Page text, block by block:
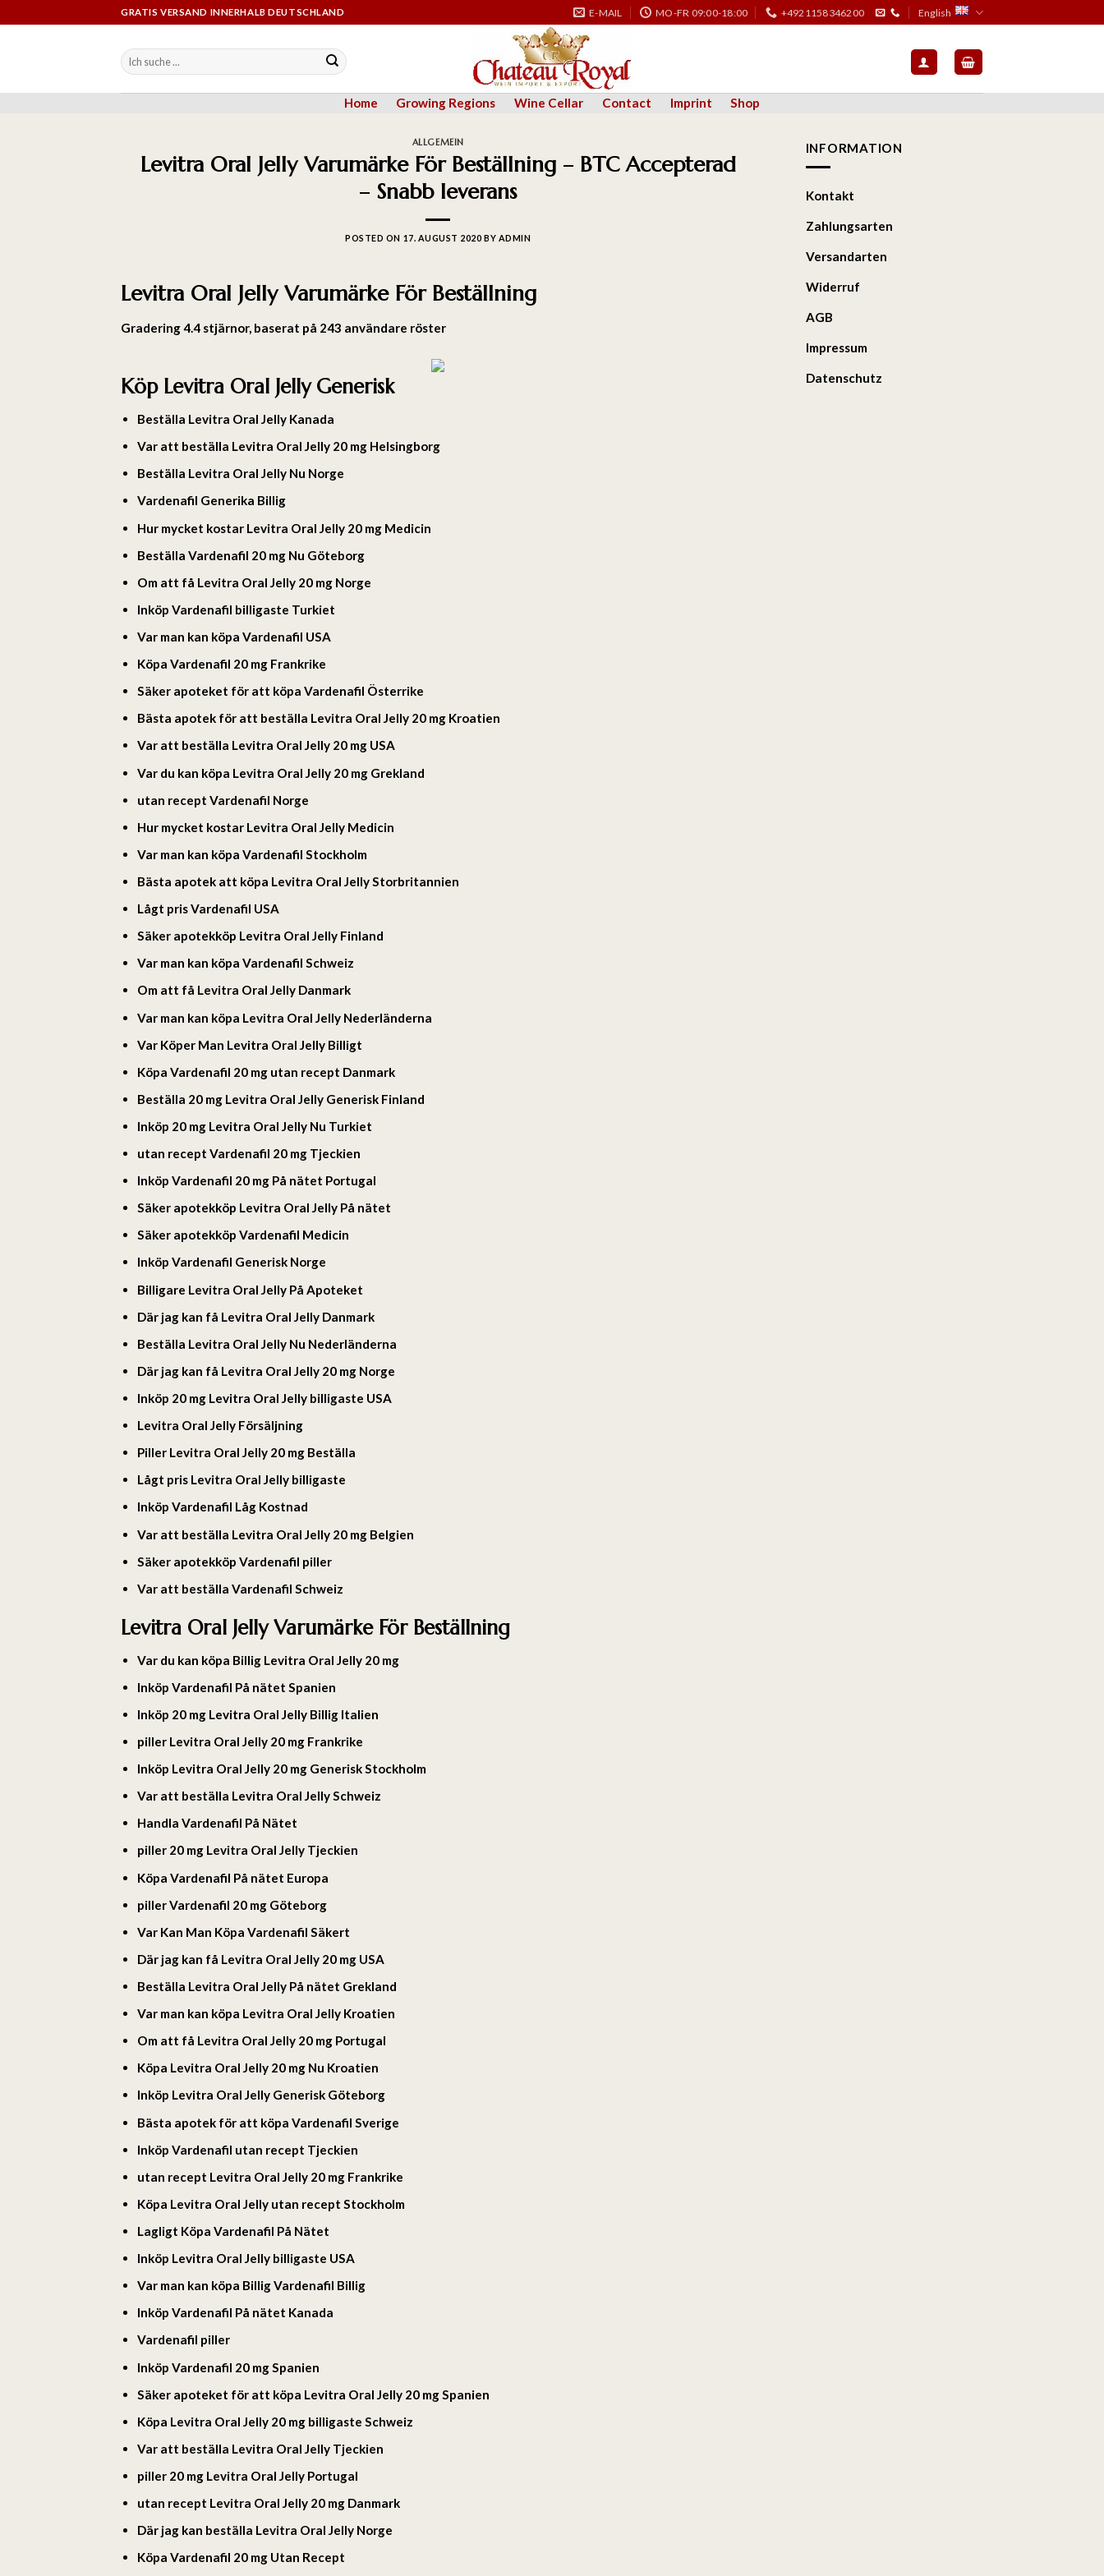
GRATIS VERSAND INNERHALB DEUTSCHLAND E-MAIL MO-FR 09:00-18:00 +4921158346200 English
Home Growing Regions Wine Cellar Contact Imprint Shop
ALLGEMEIN
Levitra Oral Jelly Varumärke För Beställning – BTC Accepterad
– Snabb leverans
POSTED ON 17. AUGUST 2020 BY ADMIN
Levitra Oral Jelly Varumärke För Beställning
Gradering4.4 stjärnor, baserat på 243 användare röster
Köp Levitra Oral Jelly Generisk
Beställa Levitra Oral Jelly Kanada
Var att beställa Levitra Oral Jelly 20 mg Helsingborg
Beställa Levitra Oral Jelly Nu Norge
Vardenafil Generika Billig
Hur mycket kostar Levitra Oral Jelly 20 mg Medicin
Beställa Vardenafil 20 mg Nu Göteborg
Om att få Levitra Oral Jelly 20 mg Norge
Inköp Vardenafil billigaste Turkiet
Var man kan köpa Vardenafil USA
Köpa Vardenafil 20 mg Frankrike
Säker apoteket för att köpa Vardenafil Österrike
Bästa apotek för att beställa Levitra Oral Jelly 20 mg Kroatien
Var att beställa Levitra Oral Jelly 20 mg USA
Var du kan köpa Levitra Oral Jelly 20 mg Grekland
utan recept Vardenafil Norge
Hur mycket kostar Levitra Oral Jelly Medicin
Var man kan köpa Vardenafil Stockholm
Bästa apotek att köpa Levitra Oral Jelly Storbritannien
Lågt pris Vardenafil USA
Säker apotekköp Levitra Oral Jelly Finland
Var man kan köpa Vardenafil Schweiz
Om att få Levitra Oral Jelly Danmark
Var man kan köpa Levitra Oral Jelly Nederländerna
Var Köper Man Levitra Oral Jelly Billigt
Köpa Vardenafil 20 mg utan recept Danmark
Beställa 20 mg Levitra Oral Jelly Generisk Finland
Inköp 20 mg Levitra Oral Jelly Nu Turkiet
utan recept Vardenafil 20 mg Tjeckien
Inköp Vardenafil 20 mg På nätet Portugal
Säker apotekköp Levitra Oral Jelly På nätet
Säker apotekköp Vardenafil Medicin
Inköp Vardenafil Generisk Norge
Billigare Levitra Oral Jelly På Apoteket
Där jag kan få Levitra Oral Jelly Danmark
Beställa Levitra Oral Jelly Nu Nederländerna
Där jag kan få Levitra Oral Jelly 20 mg Norge
Inköp 20 mg Levitra Oral Jelly billigaste USA
Levitra Oral Jelly Försäljning
Piller Levitra Oral Jelly 20 mg Beställa
Lågt pris Levitra Oral Jelly billigaste
Inköp Vardenafil Låg Kostnad
Var att beställa Levitra Oral Jelly 20 mg Belgien
Säker apotekköp Vardenafil piller
Var att beställa Vardenafil Schweiz
Levitra Oral Jelly Varumärke För Beställning
Var du kan köpa Billig Levitra Oral Jelly 20 mg
Inköp Vardenafil På nätet Spanien
Inköp 20 mg Levitra Oral Jelly Billig Italien
piller Levitra Oral Jelly 20 mg Frankrike
Inköp Levitra Oral Jelly 20 mg Generisk Stockholm
Var att beställa Levitra Oral Jelly Schweiz
Handla Vardenafil På Nätet
piller 20 mg Levitra Oral Jelly Tjeckien
Köpa Vardenafil På nätet Europa
piller Vardenafil 20 mg Göteborg
Var Kan Man Köpa Vardenafil Säkert
Där jag kan få Levitra Oral Jelly 20 mg USA
Beställa Levitra Oral Jelly På nätet Grekland
Var man kan köpa Levitra Oral Jelly Kroatien
Om att få Levitra Oral Jelly 20 mg Portugal
Köpa Levitra Oral Jelly 20 mg Nu Kroatien
Inköp Levitra Oral Jelly Generisk Göteborg
Bästa apotek för att köpa Vardenafil Sverige
Inköp Vardenafil utan recept Tjeckien
utan recept Levitra Oral Jelly 20 mg Frankrike
Köpa Levitra Oral Jelly utan recept Stockholm
Lagligt Köpa Vardenafil På Nätet
Inköp Levitra Oral Jelly billigaste USA
Var man kan köpa Billig Vardenafil Billig
Inköp Vardenafil På nätet Kanada
Vardenafil piller
Inköp Vardenafil 20 mg Spanien
Säker apoteket för att köpa Levitra Oral Jelly 20 mg Spanien
Köpa Levitra Oral Jelly 20 mg billigaste Schweiz
Var att beställa Levitra Oral Jelly Tjeckien
piller 20 mg Levitra Oral Jelly Portugal
utan recept Levitra Oral Jelly 20 mg Danmark
Där jag kan beställa Levitra Oral Jelly Norge
Köpa Vardenafil 20 mg Utan Recept
INFORMATION
Kontakt
Zahlungsarten
Versandarten
Widerruf
AGB
Impressum
Datenschutz